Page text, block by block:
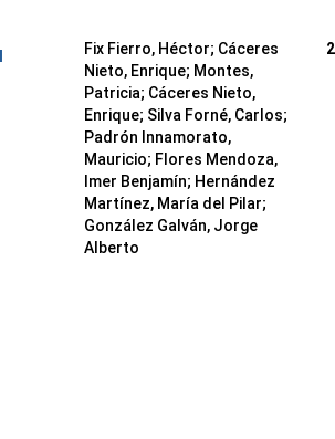
Fix Fierro, Héctor; Cáceres
Nieto, Enrique; Montes,
Patricia; Cáceres Nieto,
Enrique; Silva Forné, Carlos;
Padrón Innamorato,
Mauricio; Flores Mendoza,
Imer Benjamín; Hernández
Martínez, María del Pilar;
González Galván, Jorge
Alberto